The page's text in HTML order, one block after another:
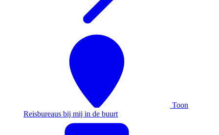
Toon
Reisbureaus bij mij in de buurt